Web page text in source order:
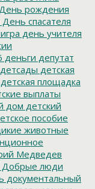
День рождения
День спасателя
день учителя
деньги депутат
детсады детская
детская площадка
выплаты
дом детский
пособие
животные
Медведев
Добрые люди
документальный